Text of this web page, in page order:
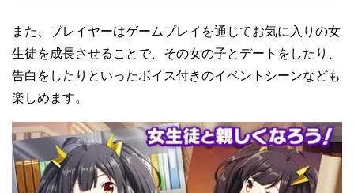
また、プレイヤーはゲームプレイを通じてお気に入りの女
生徒を成長させることで、その女の子とデートをしたり、
告白をしたりといったボイス付きのイベントシーンなども
楽しめます。